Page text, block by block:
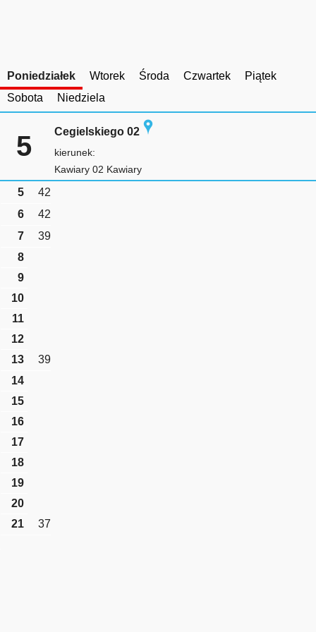
Poniedziałek Wtorek Środa Czwartek
Piątek
Sobota
Niedziela
5 Cegielskiego 02
kierunek:
Kawiary 02 Kawiary
5
42
6
42
7
39
8
9
10
11
12
13
39
14
15
16
17
18
19
20
21
37